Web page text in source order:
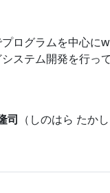
ログラムを中心に
ステム開発を行っ
司 （しのはら たかし